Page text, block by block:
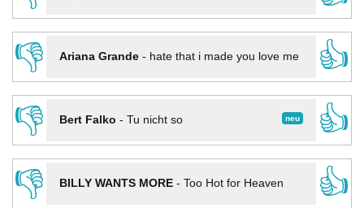
👎
Ariana Grande- hate that i made you love me
👍
👎
neu
Bert Falko - Tu nicht so
👍
👎
BILLY WANTS MORE- Too Hot for Heaven
👍